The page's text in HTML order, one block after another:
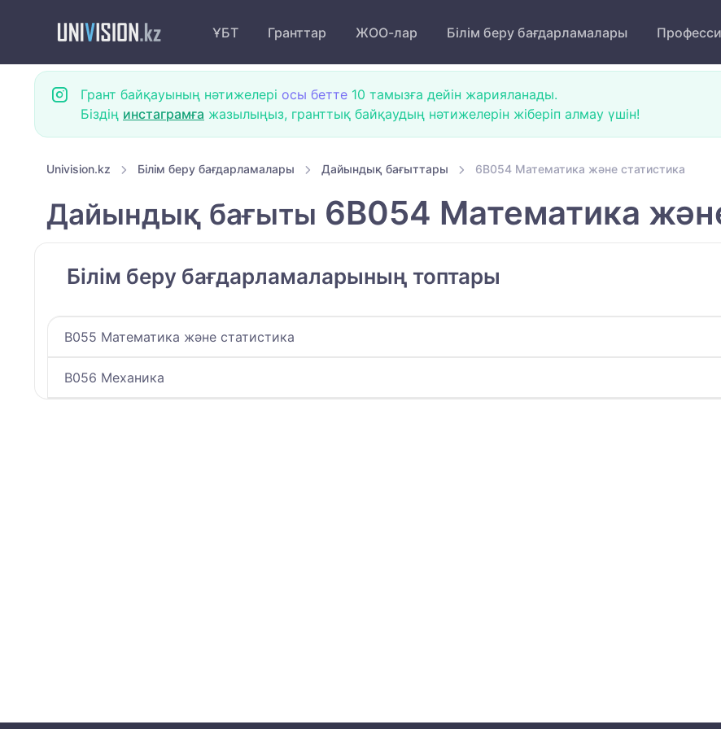
ҰБТ Гранттар ЖОО-лар Білім беру бағдарламалары
Грант байқауының нәтижелері осы бетте 10 тамызға дейін жарияланады.
Біздің инстаграмға жазылыңыз, гранттық байқаудың нәтижелерін жіберіп алмау үшін!
Univision.kz Білім беру бағдарламалары Дайындық бағыттары 6B054 Математика және статистика
Дайындық бағыты 6B054 Математика
Білім беру бағдарламаларының топтары
B055 Математика және статистика
B056 Механика